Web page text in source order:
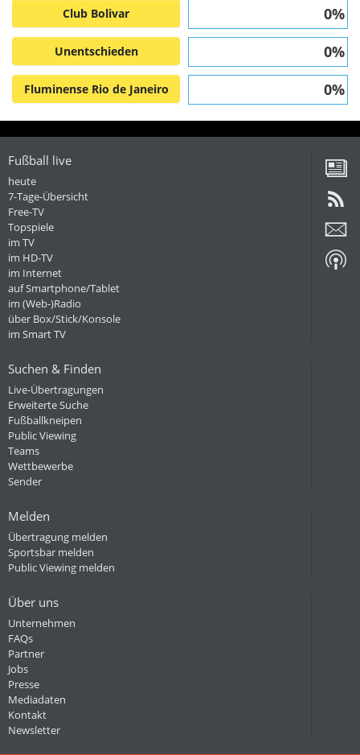
Club Bolivar 0%
Unentschieden 0%
Fluminense Rio de Janeiro 0%
Fußball live
heute
7-Tage-Übersicht
Free-TV
Topspiele
im TV
im HD-TV
im Internet
auf Smartphone/Tablet
im (Web-)Radio
über Box/Stick/Konsole
im Smart TV
Suchen & Finden
Live-Übertragungen
Erweiterte Suche
Fußballkneipen
Public Viewing
Teams
Wettbewerbe
Sender
Melden
Übertragung melden
Sportsbar melden
Public Viewing melden
Über uns
Unternehmen
FAQs
Partner
Jobs
Presse
Mediadaten
Kontakt
Newsletter